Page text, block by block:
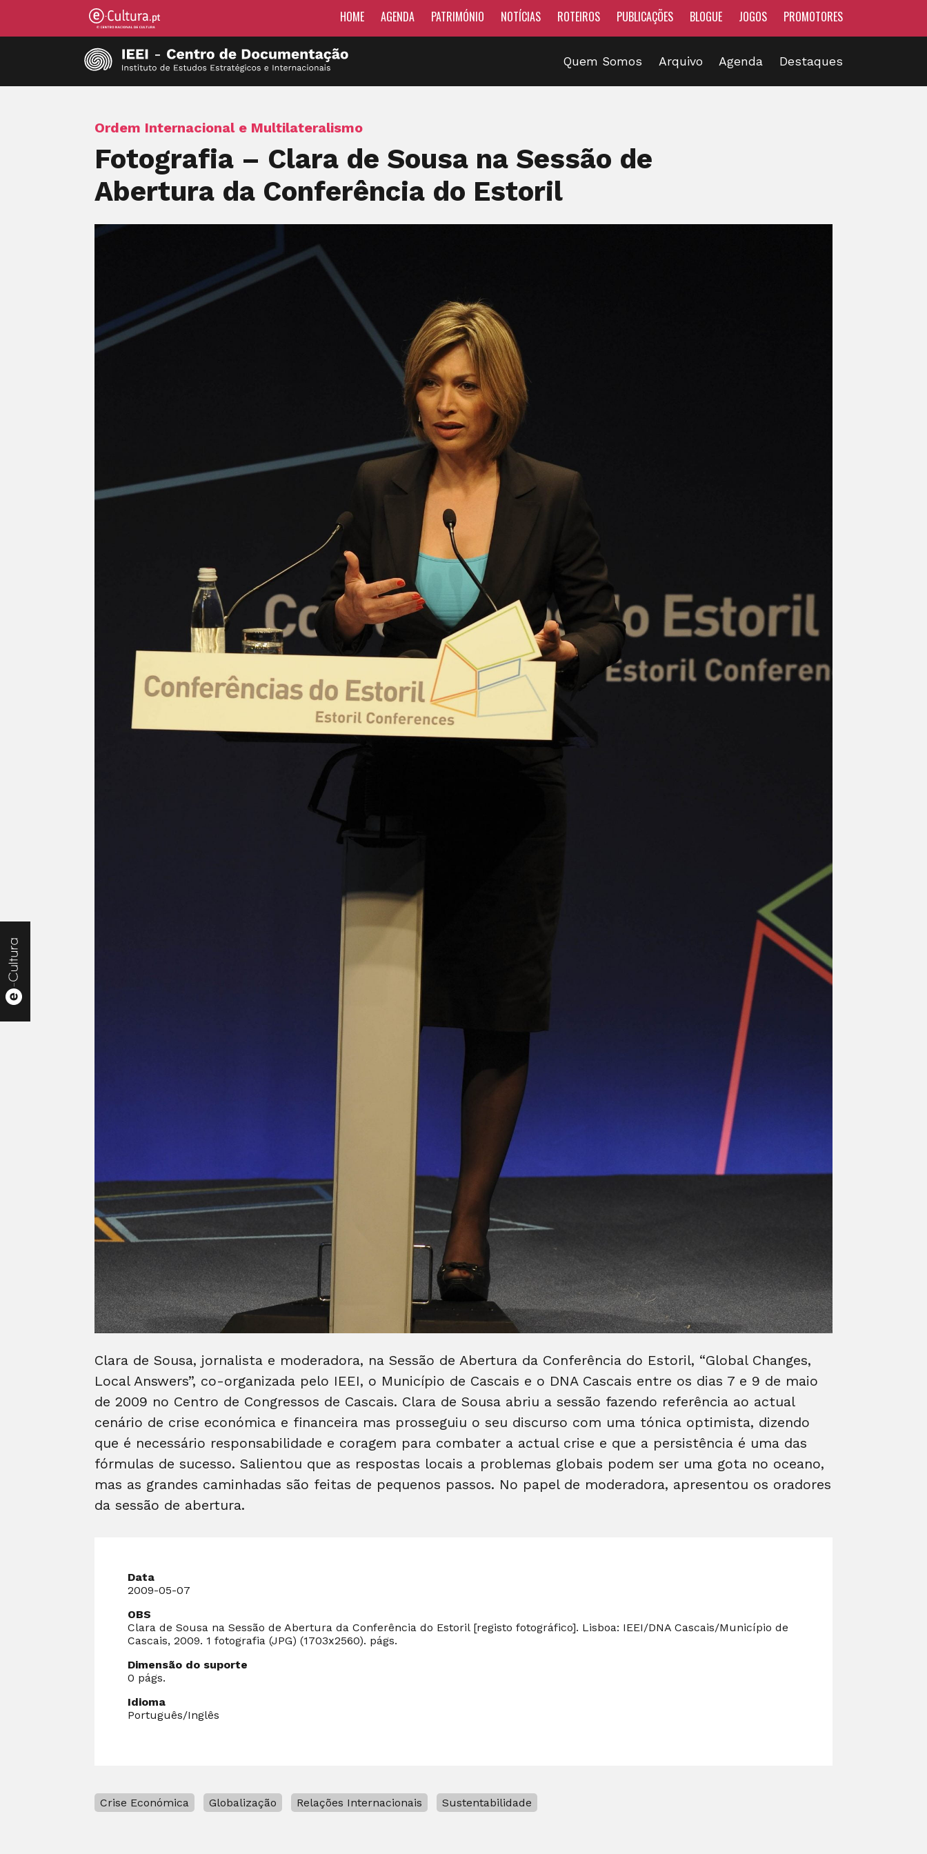
HOME AGENDA PATRIMÓNIO NOTÍCIAS ROTEIROS PUBLICAÇÕES BLOGUE JOGOS PROMOTORES
Quem Somos Arquivo Agenda Destaques
Ordem Internacional e Multilateralismo
Fotografia – Clara de Sousa na Sessão de
Abertura da Conferência do Estoril
Clara de Sousa, jornalista e moderadora, na Sessão de Abertura da Conferência do Estoril, “Global Changes,
Local Answers”, co-organizada pelo IEEI, o Município de Cascais e o DNA Cascais entre os dias 7 e 9 de maio
de 2009 no Centro de Congressos de Cascais. Clara de Sousa abriu a sessão fazendo referência ao actual
cenário de crise económica e financeira mas prosseguiu o seu discurso com uma tónica optimista, dizendo
que é necessário responsabilidade e coragem para combater a actual crise e que a persistência é uma das
fórmulas de sucesso. Salientou que as respostas locais a problemas globais podem ser uma gota no oceano,
mas as grandes caminhadas são feitas de pequenos passos. No papel de moderadora, apresentou os oradores
da sessão de abertura.
Data
2009-05-07
OBS
Clara de Sousa na Sessão de Abertura da Conferência do Estoril [registo fotográfico]. Lisboa: IEEI/DNA Cascais/Município de
Cascais, 2009. 1 fotografia (JPG) (1703x2560). págs.
Dimensão do suporte
0 págs.
Idioma
Português/Inglês
Crise Económica Globalização Relações Internacionais Sustentabilidade